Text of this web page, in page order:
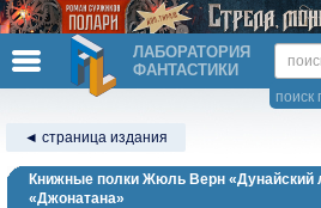
ЛАБОРАТОРИЯ
ФАНТАСТИКИ
поиск
◄ страница издания
Книжные полки Жюль Верн «Дунайский
«Джонатана»